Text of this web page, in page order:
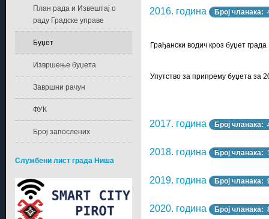
2016. година Број чланака:
Грађански водич
Упутство за припрему буџета за
2017. година Број чланака:
2018. година Број чланака:
2019. година Број чланака:
2020. година Број чланака:
План рада и Извештај о
раду Градске управе
Буџет
Извршење буџета
Завршни рачун
ФУК
Број запослених
Службени лист града Ниша